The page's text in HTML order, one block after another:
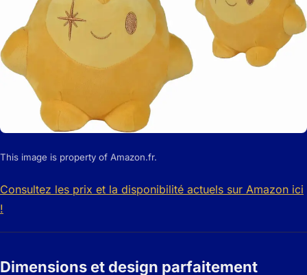
This image is property of Amazon.fr.
Consultez les prix et la disponibilité actuels sur Amazon ici
!
Dimensions et design parfaitement